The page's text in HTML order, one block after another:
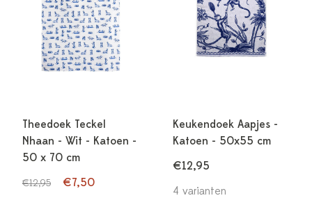
Theedoek Teckel
Nhaan - Wit - Katoen -
50 x 70 cm
€12,95
€7,50
Keukendoek Aapjes -
Katoen - 50x55 cm
€12,95
4 varianten